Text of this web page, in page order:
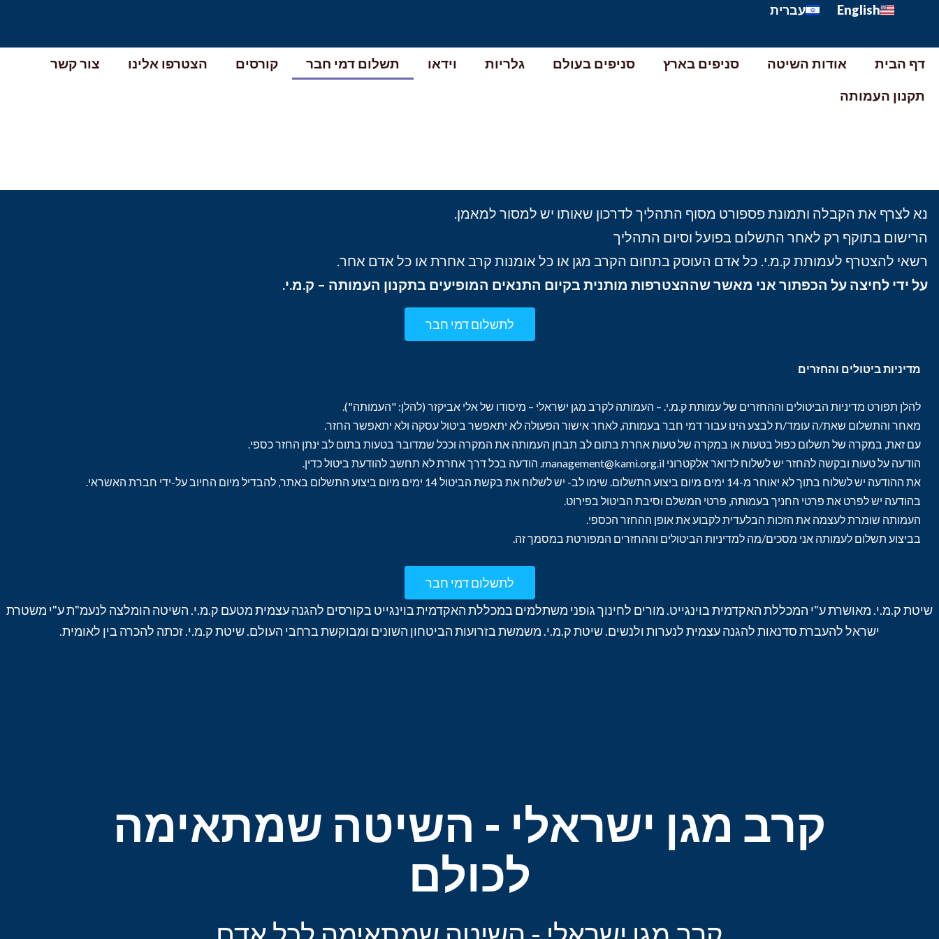
English עברית
דף הבית אודות השיטה סניפים בארץ סניפים בעולם גלריות וידאו תשלום דמי חבר קורסים הצטרפו אלינו
צור קשר
תקנון העמותה
נא לצרף את הקבלה ותמונת פספורט מסוף התהליך לדרכון שאותו יש למסור למאמן.
הרישום בתוקף רק לאחר התשלום בפועל וסיום התהליך
רשאי להצטרף לעמותת ק.מ.י. כל אדם העוסק בתחום הקרב מגן או כל אומנות קרב אחרת או כל אדם אחר.
על ידי לחיצה על הכפתור אני מאשר שההצטרפות מותנית בקיום התנאים המופיעים בתקנון העמותה – ק.מ.י.
לתשלום דמי חבר
מדיניות ביטולים והחזרים
להלן תפורט מדיניות הביטולים וההחזרים של עמותת ק.מ.י. – העמותה לקרב מגן ישראלי – מיסודו של אלי אביקזר (להלן: "העמותה").
מאחר והתשלום שאת/ה עומד/ת לבצע הינו עבור דמי חבר בעמותה, לאחר אישור הפעולה לא יתאפשר ביטול עסקה ולא יתאפשר החזר.
עם זאת, במקרה של תשלום כפול בטעות או במקרה של טעות אחרת בתום לב תבחן העמותה את המקרה וככל שמדובר בטעות בתום לב ינתן החזר כספי.
הודעה על טעות ובקשה להחזר יש לשלוח לדואר אלקטרוני management@kami.org.il. הודעה בכל דרך אחרת לא תחשב להודעת ביטול כדין.
את ההודעה יש לשלוח בתוך לא יאוחר מ-14 ימים מיום ביצוע התשלום. שימו לב- יש לשלוח את בקשת הביטול 14 ימים מיום ביצוע התשלום באתר, להבדיל מיום החיוב על-ידי חברת האשראי.
בהודעה יש לפרט את פרטי החניך בעמותה, פרטי המשלם וסיבת הביטול בפירוט.
העמותה שומרת לעצמה את הזכות הבלעדית לקבוע את אופן ההחזר הכספי.
בביצוע תשלום לעמותה אני מסכים/מה למדיניות הביטולים וההחזרים המפורטת במסמך זה.
לתשלום דמי חבר
שיטת ק.מ.י. מאושרת ע"י המכללת האקדמית בוינגייט. מורים לחינוך גופני משתלמים במכללת האקדמית בוינגייט בקורסים להגנה עצמית מטעם ק.מ.י. השיטה הומלצה לנעמ"ת ע"י משטרת
ישראל להעברת סדנאות להגנה עצמית לנערות ולנשים. שיטת ק.מ.י. משמשת בזרועות הביטחון השונים ומבוקשת ברחבי העולם. שיטת ק.מ.י. זכתה להכרה בין לאומית.
קרב מגן ישראלי - השיטה שמתאימה
לכולם